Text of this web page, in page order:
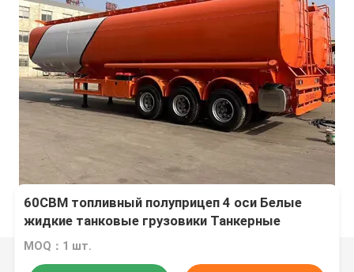
60CBM топливный полуприцеп 4 оси Белые
жидкие танковые грузовики Танкерные
полуприцепы Cimc топливные танковые
MOQ：1 шт.